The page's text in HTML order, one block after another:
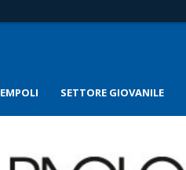
EMPOLI SETTORE GIOVANILE